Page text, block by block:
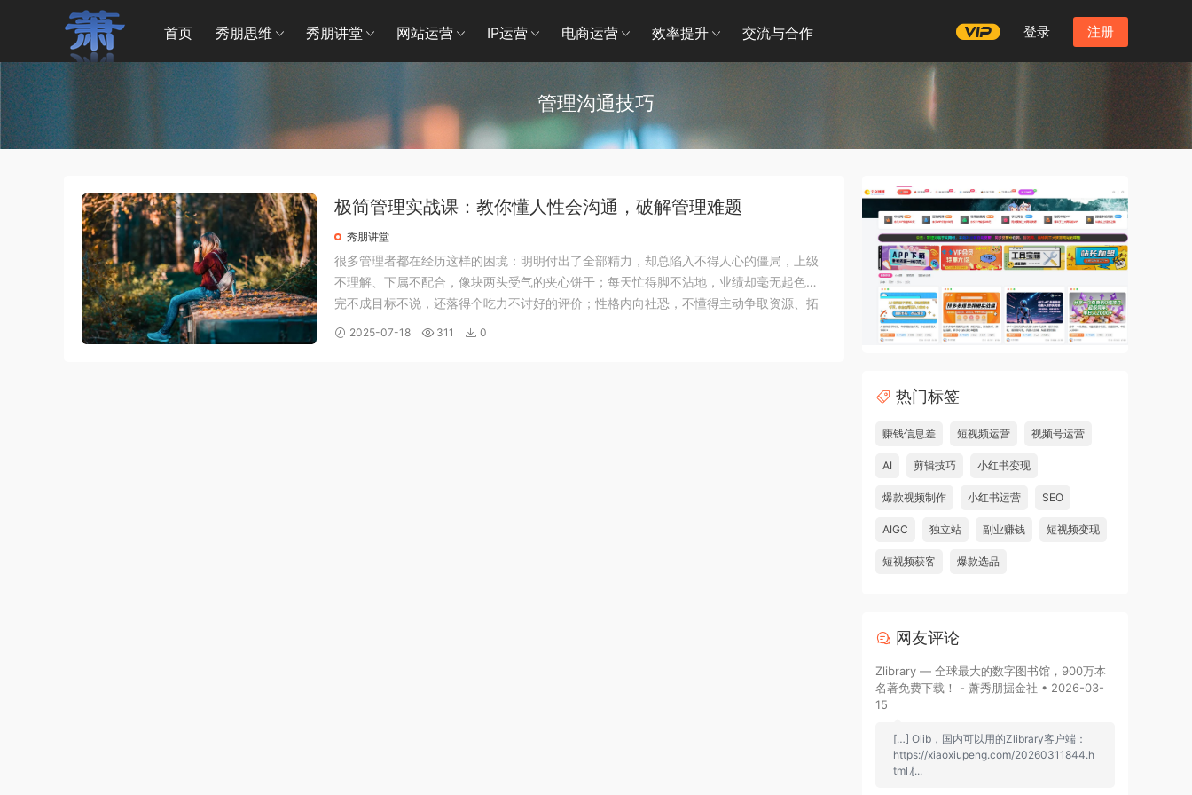
首页 秀朋思维 秀朋讲堂 网站运营 IP运营 电商运营 效率提升 交流与合作 登录 注册
管理沟通技巧
极简管理实战课：教你懂人性会沟通，破解管理难题
秀朋讲堂
很多管理者都在经历这样的困境：明明付出了全部精力，却总陷入不得人心的僵局，上级
不理解、下属不配合，像块两头受气的夹心饼干；每天忙得脚不沾地，业绩却毫无起色，
完不成目标不说，还落得个吃力不讨好的评价；性格内向社恐，不懂得主动争取资源、拓
展人脉，眼睁睁看着机会溜走；被各种人和事填满生活，内心迷茫又倦怠，看不到未来，
2025-07-18 311 0
热门标签
赚钱信息差 短视频运营 视频号运营
AI 剪辑技巧 小红书变现
爆款视频制作 小红书运营 SEO
AIGC 独立站 副业赚钱 短视频变现
短视频获客 爆款选品
网友评论
Zlibrary — 全球最大的数字图书馆，900万本
名著免费下载！ - 萧秀朋掘金社 • 2026-03-
15
[…] Olib，国内可以用的Zlibrary客户端：
https://xiaoxiupeng.com/20260311844.h
tml [̷...